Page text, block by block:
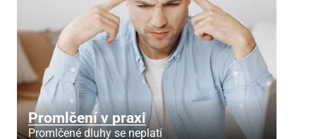
Promlčení v praxi
Promlčené dluhy se neplatí